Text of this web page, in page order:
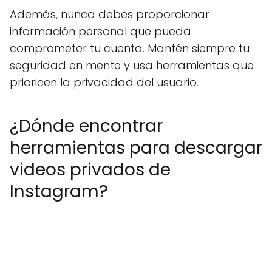
Además, nunca debes proporcionar
información personal que pueda
comprometer tu cuenta. Mantén siempre tu
seguridad en mente y usa herramientas que
prioricen la privacidad del usuario.
¿Dónde encontrar
herramientas para descargar
videos privados de
Instagram?